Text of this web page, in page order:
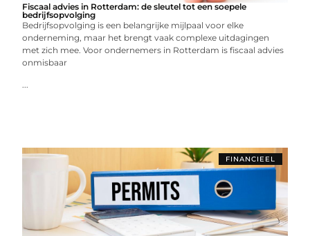
Fiscaal advies in Rotterdam: de sleutel tot een soepele
bedrijfsopvolging
Bedrijfsopvolging is een belangrijke mijlpaal voor elke
onderneming, maar het brengt vaak complexe uitdagingen
met zich mee. Voor ondernemers in Rotterdam is fiscaal advies
onmisbaar
...
FINANCIEEL